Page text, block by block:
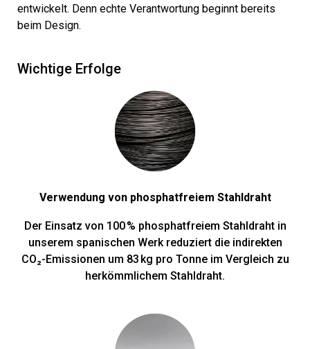
entwickelt. Denn echte Verantwortung beginnt bereits
beim Design.
Wichtige Erfolge
Verwendung von phosphatfreiem Stahldraht
Der Einsatz von 100 % phosphatfreiem Stahldraht in
unserem spanischen Werk reduziert die indirekten
CO₂-Emissionen um 83 kg pro Tonne im Vergleich zu
herkömmlichem Stahldraht.